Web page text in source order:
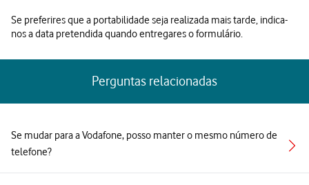
Se preferires que a portabilidade seja realizada mais tarde, indica-
nos a data pretendida quando entregares o formulário.
Perguntas relacionadas
Se mudar para a Vodafone, posso manter o mesmo número de
telefone?